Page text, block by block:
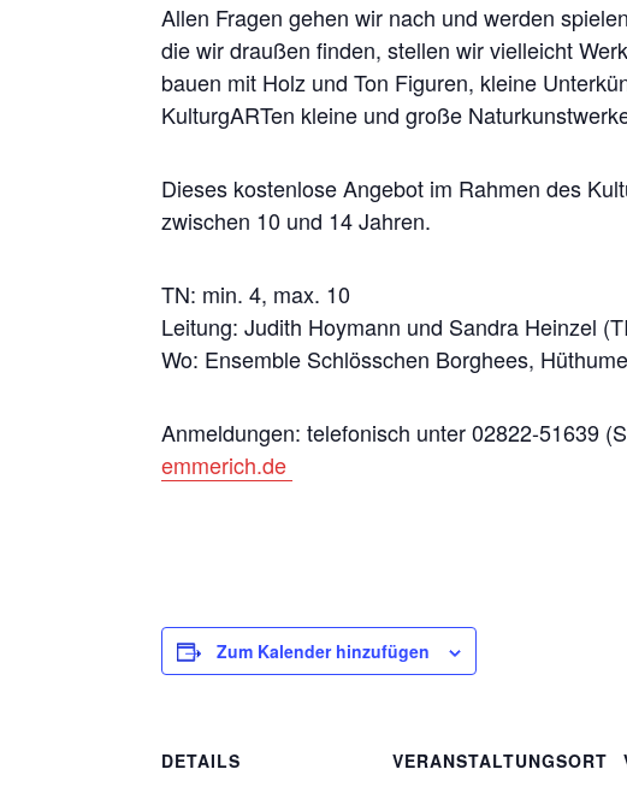
Allen Fragen gehen wir nach und werden
die wir draußen finden, stellen wir vielleicht
bauen mit Holz und Ton Figuren, kleine
KulturgARTen kleine und große
Dieses kostenlose Angebot im Rahmen des
zwischen 10 und 14 Jahren.
TN: min. 4, max. 10
Leitung: Judith Hoymann und Sandra Heinzel
Wo: Ensemble Schlösschen Borghees,
Anmeldungen: telefonisch unter 02822-51639
emmerich.de
Zum Kalender hinzufügen
DETAILS
VERANSTALTUNGSORT